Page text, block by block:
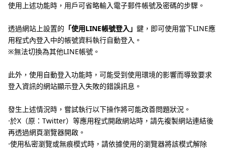
使用上述功能時，用戶可省略輸入電子郵件帳號及密碼的步驟。
透過網站上設置的 「使用LINE帳號登入」 鍵，即可使用當下LINE應
用程式內登入中的帳號資料執行自動登入。
※無法切換為其他LINE帳號。
此外，使用自動登入功能時，可能受到使用環境的影響而導致要求
登入資訊的網站顯示登入失敗的錯誤訊息。
發生上述情況時，嘗試執行以下操作將可能改善問題狀況。
⋅於X（原：Twitter）等應用程式開啟網站時，請先複製網站連結後
再透過網頁瀏覽器開啟。
⋅使用私密瀏覽或無痕模式時，請依據使用的瀏覽器將該模式解除